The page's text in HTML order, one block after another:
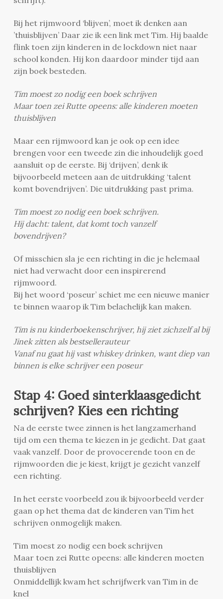
Bij het rijmwoord ‘blijven’, moet ik denken aan
’thuisblijven’ Daar zie ik een link met Tim. Hij baalde
flink toen zijn kinderen in de lockdown niet naar
school konden. Hij kon daardoor minder tijd aan
zijn boek besteden.
Tim moest zo nodig een boek schrijven
Maar toen zei Rutte opeens: alle kinderen moeten
thuisblijven
Maar een rijmwoord kan je ook op een idee
brengen voor een tweede zin die inhoudelijk goed
aansluit op de eerste. Bij ‘drijven’, denk ik
bijvoorbeeld meteen aan de uitdrukking ‘talent
komt bovendrijven’. Die uitdrukking past prima.
Tim moest zo nodig een boek schrijven.
Hij dacht: talent, dat komt toch vanzelf
bovendrijven?
Of misschien sla je een richting in die je helemaal
niet had verwacht door een inspirerend
rijmwoord.
Bij het woord ‘poseur’ schiet me een nieuwe manier
te binnen waarop ik Tim belachelijk kan maken.
Tim is nu kinderboekenschrijver, hij ziet zichzelf al bij
Jinek zitten als bestsellerauteur
Vanaf nu gaat hij vast whiskey drinken, want diep van
binnen is elke schrijver een poseur
Stap 4: Goed sinterklaasgedicht
schrijven? Kies een richting
Na de eerste twee zinnen is het langzamerhand
tijd om een thema te kiezen in je gedicht. Dat gaat
vaak vanzelf. Door de provocerende toon en de
rijmwoorden die je kiest, krijgt je gezicht vanzelf
een richting.
In het eerste voorbeeld zou ik bijvoorbeeld verder
gaan op het thema dat de kinderen van Tim het
schrijven onmogelijk maken.
Tim moest zo nodig een boek schrijven
Maar toen zei Rutte opeens: alle kinderen moeten
thuisblijven
Onmiddellijk kwam het schrijfwerk van Tim in de
knel